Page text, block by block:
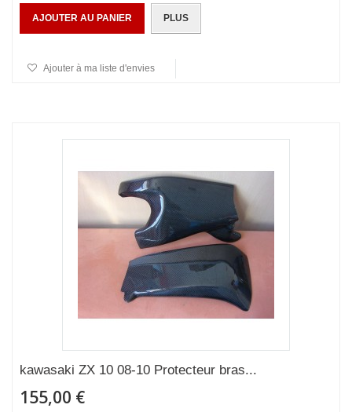
AJOUTER AU PANIER PLUS
Ajouter à ma liste d'envies
kawasaki ZX 10 08-10 Protecteur bras...
155,00 €